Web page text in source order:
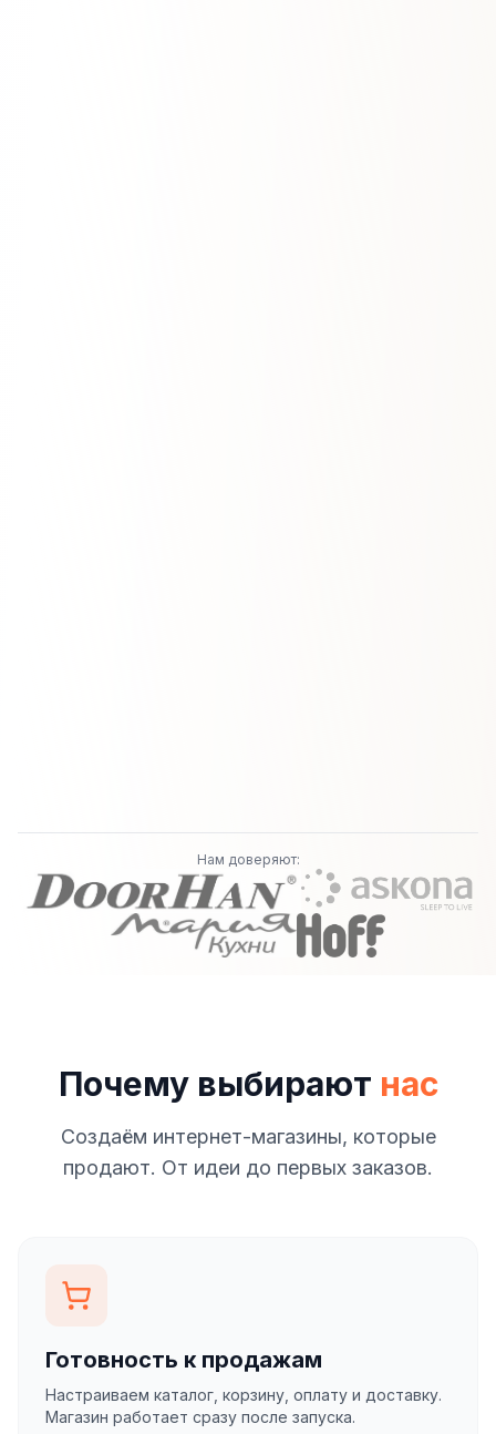
Нам доверяют:
Почему выбирают нас
Создаём интернет-магазины, которые
продают. От идеи до первых заказов.
Готовность к продажам
Настраиваем каталог, корзину, оплату и доставку.
Магазин работает сразу после запуска.